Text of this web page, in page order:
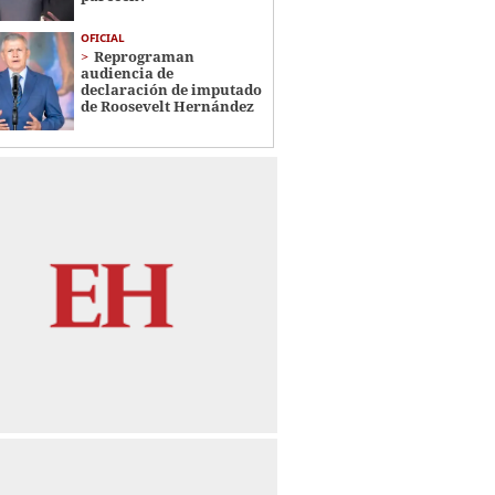
OFICIAL
Reprograman
audiencia de
declaración de imputado
de Roosevelt Hernández